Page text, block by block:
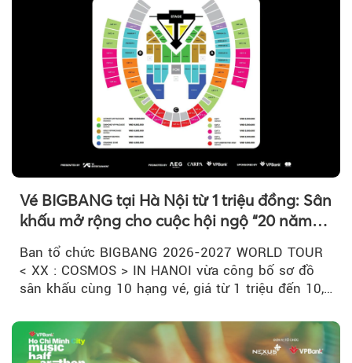
Vé BIGBANG tại Hà Nội từ 1 triệu đồng: Sân
khấu mở rộng cho cuộc hội ngộ “20 năm
có một”
Ban tổ chức BIGBANG 2026-2027 WORLD TOUR
< XX : COSMOS > IN HANOI vừa công bố sơ đồ
sân khấu cùng 10 hạng vé, giá từ 1 triệu đến 10,5